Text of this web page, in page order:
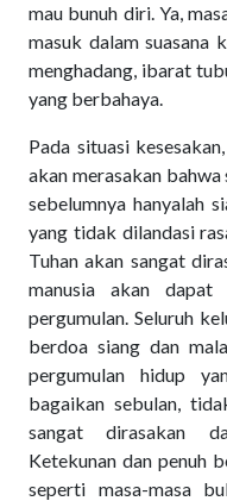
mau bunuh diri. Ya,
masuk dalam suasana
menghadang, ibarat
yang berbahaya.
Pada situasi
akan merasakan
sebelumnya hanyalah
yang tidak dilandasi
Tuhan akan sangat
manusia akan dapat
pergumulan. Seluruh
berdoa siang dan
pergumulan hidup
bagaikan sebulan,
sangat dirasakan
Ketekunan dan penuh
seperti masa-masa